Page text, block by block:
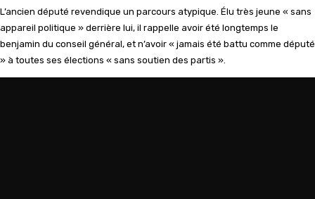
L’ancien député revendique un parcours atypique. Élu très jeune « sans
appareil politique » derrière lui, il rappelle avoir été longtemps le
benjamin du conseil général, et n’avoir « jamais été battu comme député
» à toutes ses élections « sans soutien des partis ».